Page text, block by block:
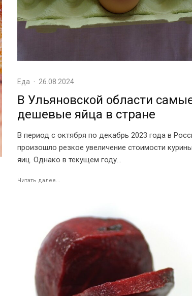
Еда · 26.08.2024
В Ульяновской области
дешевые яйца в стране
В период с октября по декабрь 2023 года в
произошло резкое увеличение стоимости
яиц. Однако в текущем году...
Читать далее...